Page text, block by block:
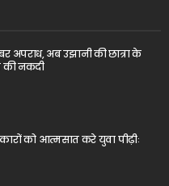
अपराध, अब उझानी की छात्रा के
की नकदी
को आत्मसात करे युवा पीढ़ीः